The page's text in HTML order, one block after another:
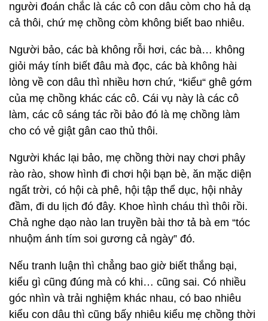
người đoán chắc là các cô con dâu còm cho hả dạ
cả thôi, chứ mẹ chồng còm không biết bao nhiêu.
Người bảo, các bà không rỗi hơi, các bà… không
giỏi máy tính biết đâu mà đọc, các bà không hài
lòng về con dâu thì nhiều hơn chứ, “kiểu“ ghê gớm
của mẹ chồng khác các cô. Cái vụ này là các cô
làm, các cô sáng tác rồi bảo đó là mẹ chồng làm
cho có vẻ giật gân cao thủ thôi.
Người khác lại bảo, mẹ chồng thời nay chơi phây
rào rào, show hình đi chơi hội bạn bè, ăn mặc diện
ngất trời, có hội cà phê, hội tập thể dục, hội nhảy
đầm, đi du lịch đó đây. Khoe hình cháu thì thôi rồi.
Chả nghe dạo nào lan truyền bài thơ tả bà em “tóc
nhuộm ánh tím soi gương cả ngày” đó.
Nếu tranh luận thì chẳng bao giờ biết thắng bại,
kiểu gì cũng đúng mà có khi… cũng sai. Có nhiều
góc nhìn và trải nghiệm khác nhau, có bao nhiêu
kiểu con dâu thì cũng bấy nhiêu kiểu mẹ chồng thời